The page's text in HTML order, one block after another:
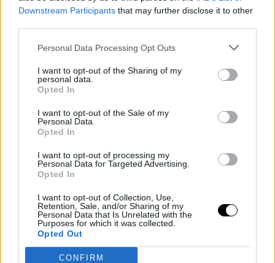
Downstream Participants that may further disclose it to other
Personal Data Processing Opt Outs
I want to opt-out of the Sharing of my
personal data.
Opted In
I want to opt-out of the Sale of my
Personal Data.
Opted In
I want to opt-out of processing my
Personal Data for Targeted Advertising.
Opted In
I want to opt-out of Collection, Use,
Retention, Sale, and/or Sharing of my
Personal Data that Is Unrelated with the
Purposes for which it was collected.
Opted Out
CONFIRM
Φωτογραφία: AP
Επέλεξε μαύρες γόβες με λουράκι ενώ κρατούσε ένα μαύρο,
δερμάτινο
πιασμένα σε ένανchic κότσοενώ το μακιγιάζ της ήταν
διακριτικό και λαμπερό. Από κοσμήματα ήταν λιτή με μόνο ένα
statementδαχτυλίδι.